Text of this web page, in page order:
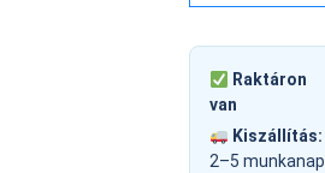
Raktáron
van
Kiszállítás:
2–5 munkanap